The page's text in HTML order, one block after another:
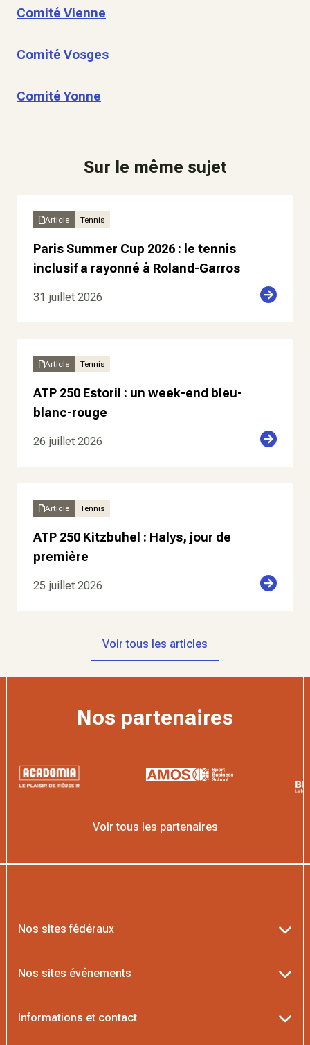
Comité Vienne
Comité Vosges
Comité Yonne
Sur le même sujet
Article Tennis
Paris Summer Cup 2026 : le tennis
inclusif a rayonné à Roland-Garros
31 juillet 2026
Article Tennis
ATP 250 Estoril : un week-end bleu-
blanc-rouge
26 juillet 2026
Article Tennis
ATP 250 Kitzbuhel : Halys, jour de
première
25 juillet 2026
Voir tous les articles
Nos partenaires
Voir tous les partenaires
Nos sites fédéraux
Nos sites événements
Informations et contact